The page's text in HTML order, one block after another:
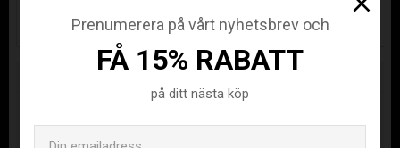
Tillverkare
Prenumerera på vårt nyhetsbrev och
FÅ 15% RABATT
på ditt nästa köp